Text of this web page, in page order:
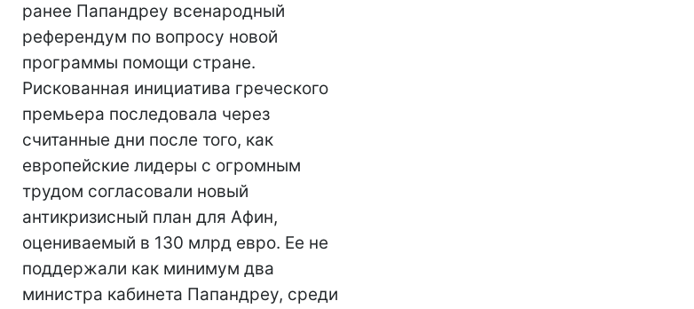
ранее Папандреу всенародный
референдум по вопросу новой
программы помощи стране.
Рискованная инициатива греческого
премьера последовала через
считанные дни после того, как
европейские лидеры с огромным
трудом согласовали новый
антикризисный план для Афин,
оцениваемый в 130 млрд евро. Ее не
поддержали как минимум два
министра кабинета Папандреу, среди